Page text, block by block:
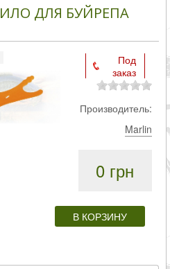
ДЛЯ БУЙРЕПА
Под
заказ
Производитель:
Marlin
0 грн